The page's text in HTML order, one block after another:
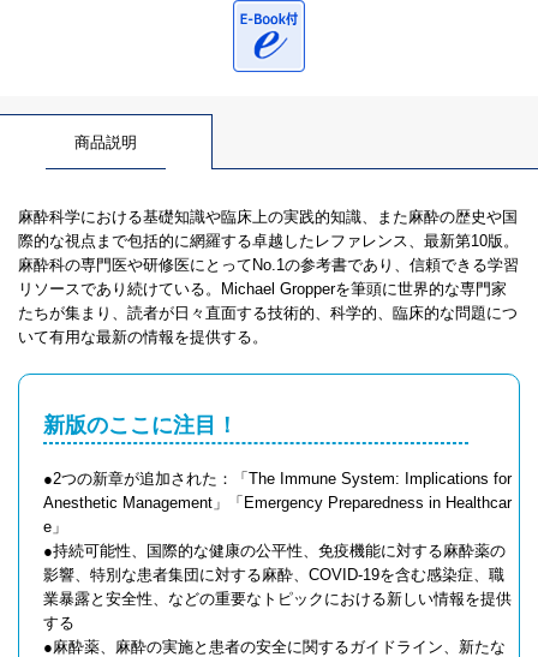
商品説明
麻酔科学における基礎知識や臨床上の実践的知識、また麻酔の歴史や国
際的な視点まで包括的に網羅する卓越したレファレンス、最新第10版。
麻酔科の専門医や研修医にとってNo.1の参考書であり、信頼できる学習
リソースであり続けている。Michael Gropperを筆頭に世界的な専門家
たちが集まり、読者が日々直面する技術的、科学的、臨床的な問題につ
いて有用な最新の情報を提供する。
新版のここに注目！
●2つの新章が追加された：「The Immune System: Implications for
Anesthetic Management」「Emergency Preparedness in Healthcar
e」
●持続可能性、国際的な健康の公平性、免疫機能に対する麻酔薬の
影響、特別な患者集団に対する麻酔、COVID-19を含む感染症、職
業暴露と安全性、などの重要なトピックにおける新しい情報を提供
する
●麻酔薬、麻酔の実施と患者の安全に関するガイドライン、新たな